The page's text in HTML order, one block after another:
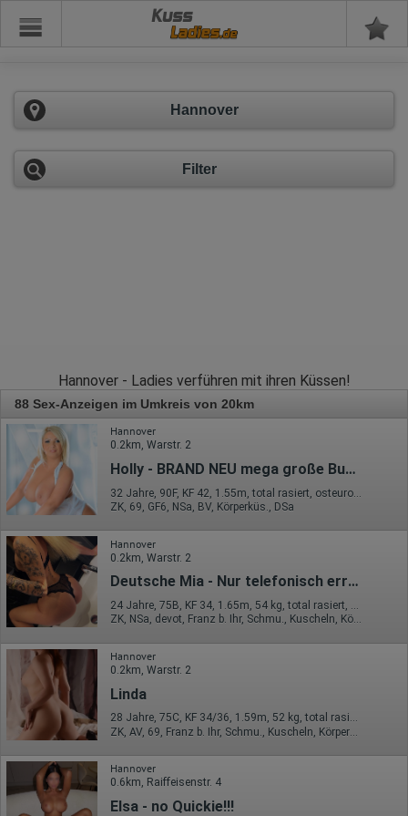
Kuss
Hannover
Filter
Hannover - Ladies verführen mit ihren Küssen!
88 Sex-Anzeigen im Umkreis von 20km
Hannover
0.2km, Warstr. 2
Holly - BRAND NEU mega große Busen/natur
32 Jahre, 90F, KF 42, 1.55m, total rasiert, osteuropäisch
ZK, 69, GF6, NSa, BV, Körperküs., DSa
Hannover
0.2km, Warstr. 2
Deutsche Mia - Nur telefonisch erreichbar
24 Jahre, 75B, KF 34, 1.65m, 54 kg, total rasiert, deutsch
ZK, NSa, devot, Franz b. Ihr, Schmu., Kuscheln, Körperküs., AV b. Ihm
Hannover
0.2km, Warstr. 2
Linda
28 Jahre, 75C, KF 34/36, 1.59m, 52 kg, total rasiert, asiatisch
Hannover
0.6km, Raiffeisenstr. 4
Elsa - no Quickie!!!